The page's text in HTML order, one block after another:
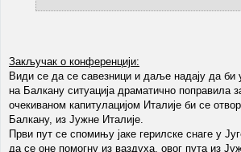
Закључак о конференцији:
Види се да се савезници и даље надају да би
на Балкану ситуација драматично поправила
очекиваном капитулацијом Италије би се
Балкану, из Јужне Италије.
Први пут се спомињу јаке герилске снаге у
да се оне помогну из ваздуха, овог пута из